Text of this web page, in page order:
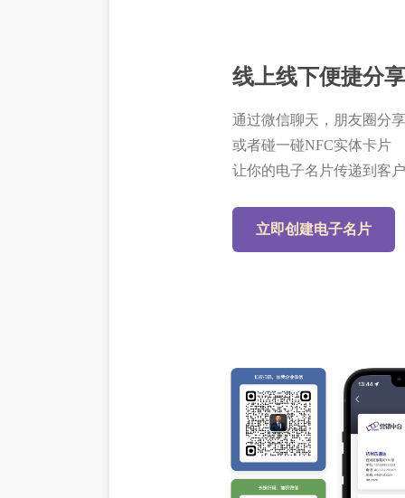
立即创建电子名片
线上线下便捷分享
通过微信聊天，朋友圈分享
或者碰一碰NFC实体卡片
让你的电子名片传递到客